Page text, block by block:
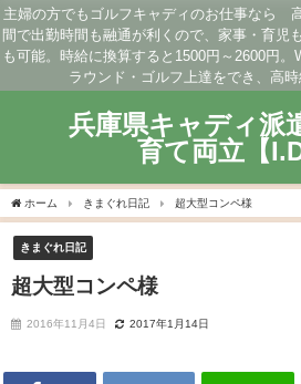
主婦の方でもゴルフキャディのお仕事なら
間で出勤時間も融通が利くので、家事・育児
も可能。時給に換算すると1500円～2600円。
ラウンド・ゴルフ上達をでき、高時
兵庫県キャディ派
育て両立【
ホーム きまぐれ日記 超大型コンペ様
きまぐれ日記
超大型コンペ様
2016年11月4日 2017年1月14日